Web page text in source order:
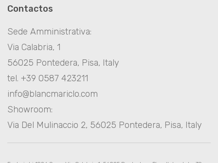
Contactos
Sede Amministrativa:
Via Calabria, 1
56025 Pontedera, Pisa, Italy
tel. +39 0587 423211
info@blancmariclo.com
Showroom:
Via Del Mulinaccio 2, 56025 Pontedera, Pisa, Italy